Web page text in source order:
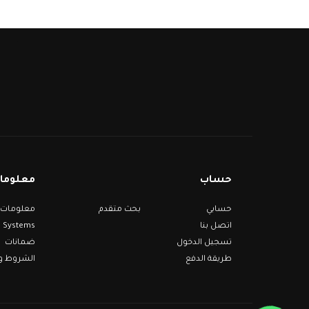
حساب
حسابي
اتصل بنا
تسجيل الدخول
طريقة الدفع
بحث متقدم
Systems
ضمانات
الشروط